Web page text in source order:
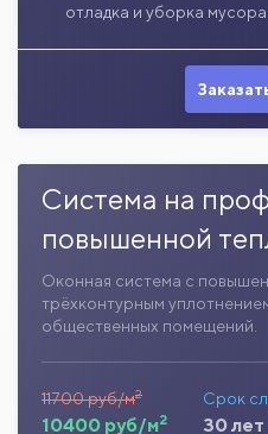
отладка и уборка мусора
Система на
повышенной
Оконная система с
трёхконтурным
общественных помещений.
11700 руб/м2
10400 руб/м2
Срок
30 лет